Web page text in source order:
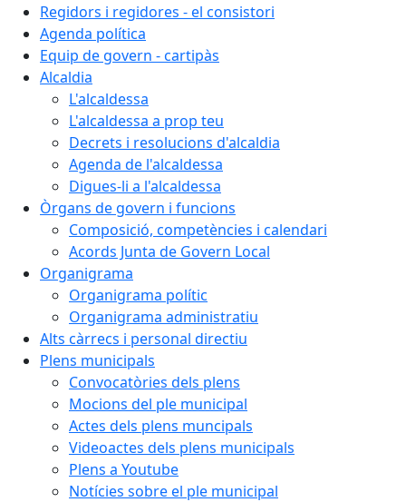
Regidors i regidores - el consistori
Agenda política
Equip de govern - cartipàs
Alcaldia
L'alcaldessa
L'alcaldessa a prop teu
Decrets i resolucions d'alcaldia
Agenda de l'alcaldessa
Digues-li a l'alcaldessa
Òrgans de govern i funcions
Composició, competències i calendari
Acords Junta de Govern Local
Organigrama
Organigrama polític
Organigrama administratiu
Alts càrrecs i personal directiu
Plens municipals
Convocatòries dels plens
Mocions del ple municipal
Actes dels plens muncipals
Videoactes dels plens municipals
Plens a Youtube
Notícies sobre el ple municipal